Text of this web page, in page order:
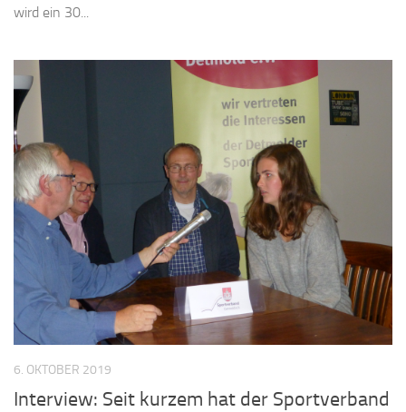
wird ein 30...
6. OKTOBER 2019
Interview: Seit kurzem hat der Sportverband